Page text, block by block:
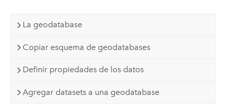
La geodatabase
Copiar esquema de geodatabases
Definir propiedades de los datos
Agregar datasets a una geodatabase